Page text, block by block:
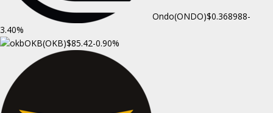
Ondo(ONDO)$0.368988-
3.40%
OKB(OKB)$85.42-0.90%